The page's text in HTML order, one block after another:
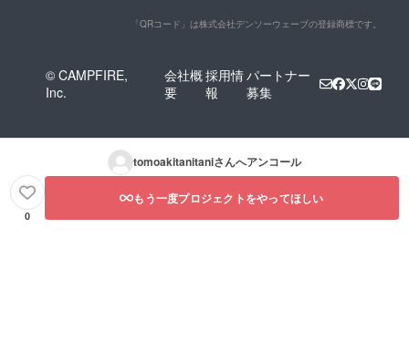
「QRコード」は株式会社デンソーウェーブの登録商標です。
© CAMPFIRE,
Inc.
会社概
要
採用情
報
パートナー
募集
tomoakitanitaniさんへアンコール
0
もう一度プロジェクトをやってほしい